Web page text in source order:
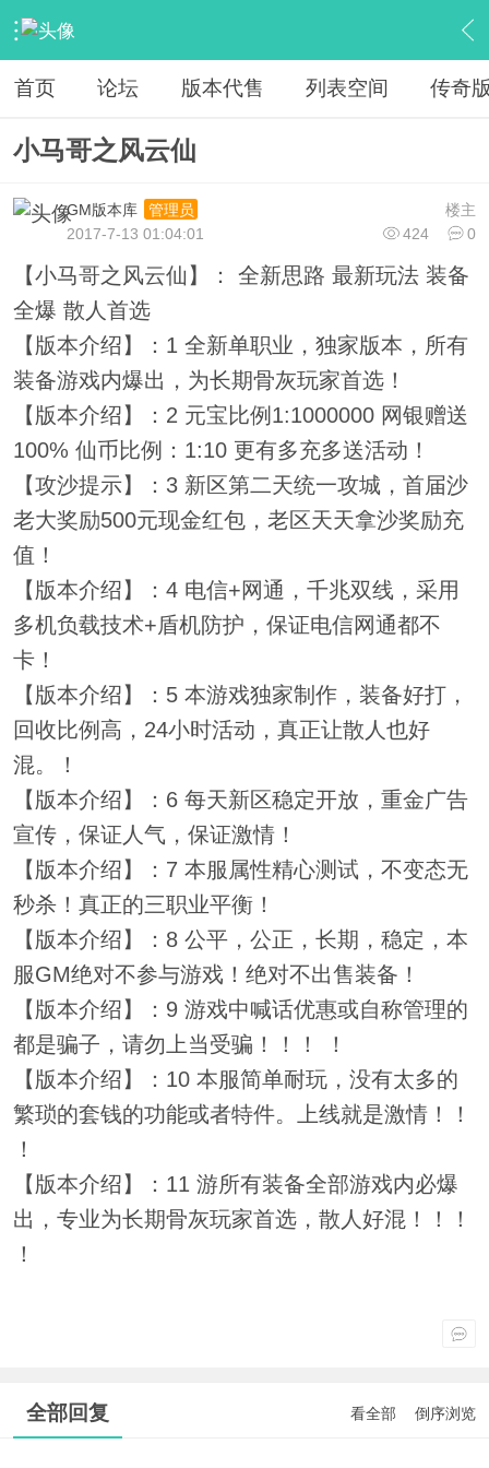
› 教程广告专区 › 广告专区 › 内容
首页 论坛 版本代售 列表空间 传奇
小马哥之风云仙
楼主
GM版本库
管理员
424
0
2017-7-13 01:04:01
【小马哥之风云仙】： 全新思路 最新玩法 装备
全爆 散人首选
【版本介绍】：1 全新单职业，独家版本，所有
装备游戏内爆出，为长期骨灰玩家首选！
【版本介绍】：2 元宝比例1:1000000 网银赠送
100% 仙币比例：1:10 更有多充多送活动！
【攻沙提示】：3 新区第二天统一攻城，首届沙
老大奖励500元现金红包，老区天天拿沙奖励充
值！
【版本介绍】：4 电信+网通，千兆双线，采用
多机负载技术+盾机防护，保证电信网通都不
卡！
【版本介绍】：5 本游戏独家制作，装备好打，
回收比例高，24小时活动，真正让散人也好
混。！
【版本介绍】：6 每天新区稳定开放，重金广告
宣传，保证人气，保证激情！
【版本介绍】：7 本服属性精心测试，不变态无
秒杀！真正的三职业平衡！
【版本介绍】：8 公平，公正，长期，稳定，本
服GM绝对不参与游戏！绝对不出售装备！
【版本介绍】：9 游戏中喊话优惠或自称管理的
都是骗子，请勿上当受骗！！！ ！
【版本介绍】：10 本服简单耐玩，没有太多的
繁琐的套钱的功能或者特件。上线就是激情！！
！
【版本介绍】：11 游所有装备全部游戏内必爆
出，专业为长期骨灰玩家首选，散人好混！！！
！
全部回复 看全部 倒序浏览